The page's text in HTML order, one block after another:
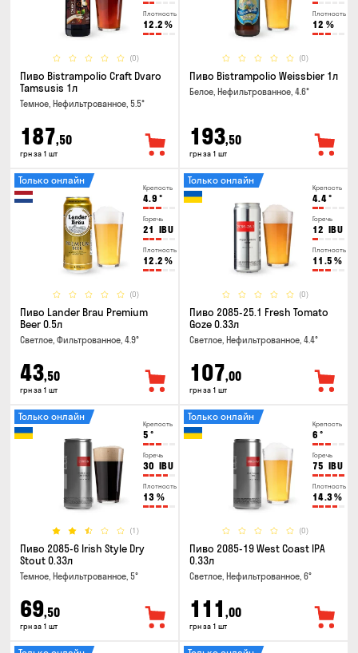
Плотность
12.2 %
(0)
Пиво Bistrampolio Craft Dvaro
Tamsusis 1л
Темное, Нефильтрованное, 5.5°
187,50
грн за 1 шт
Плотность
12 %
(0)
Пиво Bistrampolio Weissbier 1л
Белое, Нефильтрованное, 4.6°
193,50
грн за 1 шт
Крепость
4.9 °
Горечь
21 IBU
Плотность
12.2 %
(0)
Только онлайн
Пиво Lander Brau Premium
Beer 0.5л
Светлое, Фильтрованное, 4.9°
43,50
грн за 1 шт
Крепость
4.4°
Горечь
12 IBU
Плотность
11.5 %
(0)
Только онлайн
Пиво 2085-25.1 Fresh Tomato
Goze 0.33л
Светлое, Нефильтрованное, 4.4°
107,00
грн за 1 шт
Крепость
5 °
Горечь
30 IBU
Плотность
13 %
(1)
Только онлайн
Пиво 2085-6 Irish Style Dry
Stout 0.33л
Темное, Нефильтрованное, 5°
69,50
грн за 1 шт
Крепость
6 °
Горечь
75 IBU
Плотность
14.3%
(0)
Только онлайн
Пиво 2085-19 West Coast IPA
0.33л
Светлое, Нефильтрованное, 6°
111 ,00
грн за 1 шт